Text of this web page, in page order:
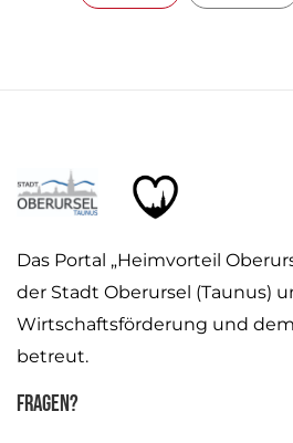
Das Portal „Heimvorteil
der Stadt Oberursel (Taunus)
Wirtschaftsförderung und
betreut.
Fragen?